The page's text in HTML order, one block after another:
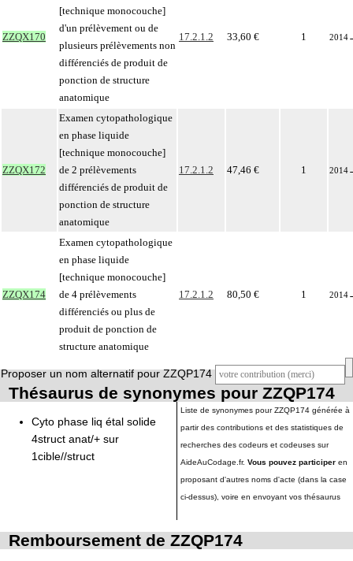
ZZQX170
[technique monocouche]
d'un prélèvement ou de
plusieurs prélèvements non
différenciés de produit de
ponction de structure
anatomique
17.2.1.2 33,60 € 1 2014
ZZQX172
Examen cytopathologique
en phase liquide
[technique monocouche]
de 2 prélèvements
différenciés de produit de
ponction de structure
anatomique
17.2.1.2 47,46 € 1 2014
ZZQX174
Examen cytopathologique
en phase liquide
[technique monocouche]
de 4 prélèvements
différenciés ou plus de
produit de ponction de
structure anatomique
17.2.1.2 80,50 € 1 2014
Proposer un nom alternatif pour ZZQP174
Thésaurus de synonymes pour ZZQP174
Cyto phase liq étal solide
4struct anat/+ sur
1cible//struct
Liste de synonymes pour ZZQP174 générée à
partir des contributions et des statistiques de
recherches des codeurs et codeuses sur
AideAuCodage.fr. Vous pouvez participer en
proposant d'autres noms d'acte (dans la case
ci-dessus), voire en envoyant vos thésaurus
Remboursement de ZZQP174